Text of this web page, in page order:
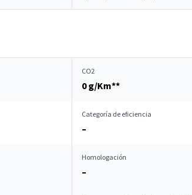
CO2
0 g/Km**
Categoría de eficiencia
–
Homologación
–